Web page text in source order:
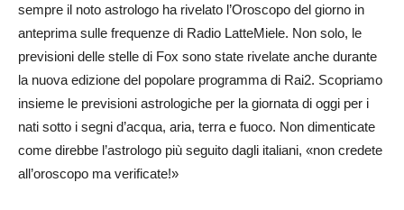
sempre il noto astrologo ha rivelato l’Oroscopo del giorno in
anteprima sulle frequenze di Radio LatteMiele. Non solo, le
previsioni delle stelle di Fox sono state rivelate anche durante
la nuova edizione del popolare programma di Rai2. Scopriamo
insieme le previsioni astrologiche per la giornata di oggi per i
nati sotto i segni d’acqua, aria, terra e fuoco. Non dimenticate
come direbbe l’astrologo più seguito dagli italiani, «non credete
all’oroscopo ma verificate!»